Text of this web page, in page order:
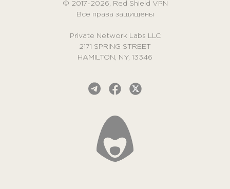
© 2017-2026, Red Shield VPN
Все права защищены
Private Network Labs LLC
2171 SPRING STREET
HAMILTON, NY, 13346